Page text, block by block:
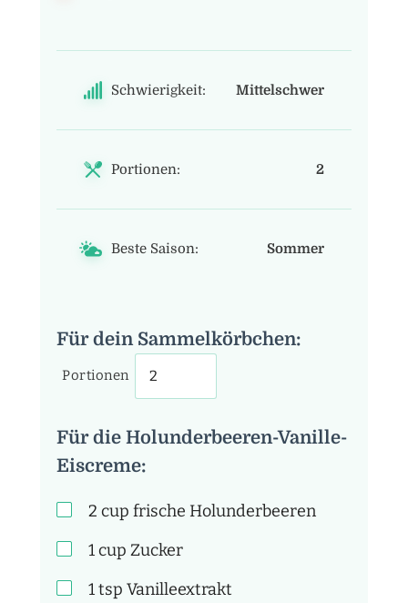
Schwierigkeit: Mittelschwer
Portionen: 2
Beste Saison: Sommer
Für dein Sammelkörbchen:
Portionen
Für die Holunderbeeren-Vanille-
Eiscreme:
2 cup frische Holunderbeeren
1cup Zucker
1tsp Vanilleextrakt